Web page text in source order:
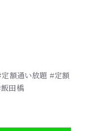
額通い放題 #定額
田橋